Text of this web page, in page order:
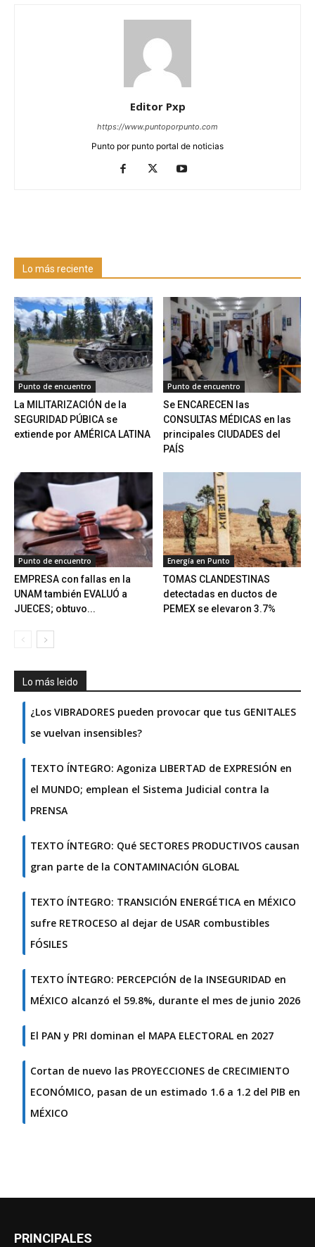
Editor Pxp
https://www.puntoporpunto.com
Punto por punto portal de noticias
Lo más reciente
Punto de encuentro
La MILITARIZACIÓN de la
SEGURIDAD PÚBICA se
extiende por AMÉRICA LATINA
Punto de encuentro
Se ENCARECEN las
CONSULTAS MÉDICAS en las
principales CIUDADES del
PAÍS
Punto de encuentro
EMPRESA con fallas en la
UNAM también EVALUÓ a
JUECES; obtuvo...
Energía en Punto
TOMAS CLANDESTINAS
detectadas en ductos de
PEMEX se elevaron 3.7%
Lo más leido
¿Los VIBRADORES pueden provocar que tus GENITALES
se vuelvan insensibles?
TEXTO ÍNTEGRO: Agoniza LIBERTAD de EXPRESIÓN en
el MUNDO; emplean el Sistema Judicial contra la
PRENSA
TEXTO ÍNTEGRO: Qué SECTORES PRODUCTIVOS causan
gran parte de la CONTAMINACIÓN GLOBAL
TEXTO ÍNTEGRO: TRANSICIÓN ENERGÉTICA en MÉXICO
sufre RETROCESO al dejar de USAR combustibles
FÓSILES
TEXTO ÍNTEGRO: PERCEPCIÓN de la INSEGURIDAD en
MÉXICO alcanzó el 59.8%, durante el mes de junio 2026
El PAN y PRI dominan el MAPA ELECTORAL en 2027
Cortan de nuevo las PROYECCIONES de CRECIMIENTO
ECONÓMICO, pasan de un estimado 1.6 a 1.2 del PIB en
MÉXICO
PRINCIPALES